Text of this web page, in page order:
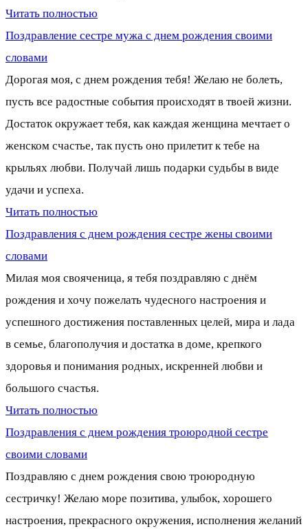
Читать полностью
Поздравление сестре мужа с днем рождения своими
словами
Дорогая моя, с днем рождения тебя! Желаю не болеть,
пусть все радостные события происходят в твоей жизни.
Достаток окружает тебя, как каждая женщина мечтает о
женском счастье, так пусть оно прилетит к тебе на
крыльях любви. Получай лишь подарки судьбы в виде
удачи и успеха.
Читать полностью
Поздравления с днем рождения сестре жены своими
словами
Милая моя свояченица, я тебя поздравляю с днём
рождения и хочу пожелать чудесного настроения и
успешного достижения поставленных целей, мира и лада
в семье, благополучия и достатка в доме, крепкого
здоровья и понимания родных, искренней любви и
большого счастья.
Читать полностью
Поздравления с днем рождения троюродной сестре
своими словами
Поздравляю с днем рождения свою троюродную
сестричку! Желаю море позитива, улыбок, хорошего
настроения, прекрасного окружения, исполнения желаний